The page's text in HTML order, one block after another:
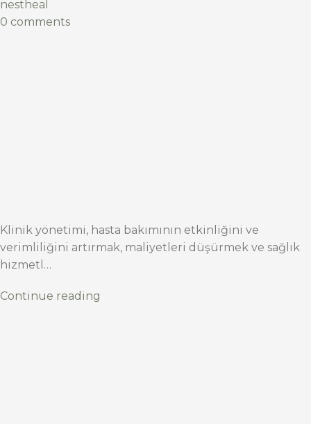
nestheal
0 comments
Klinik yönetimi, hasta bakımının etkinliğini ve
verimliliğini artırmak, maliyetleri düşürmek ve sağlık
hizmetl…
Continue reading